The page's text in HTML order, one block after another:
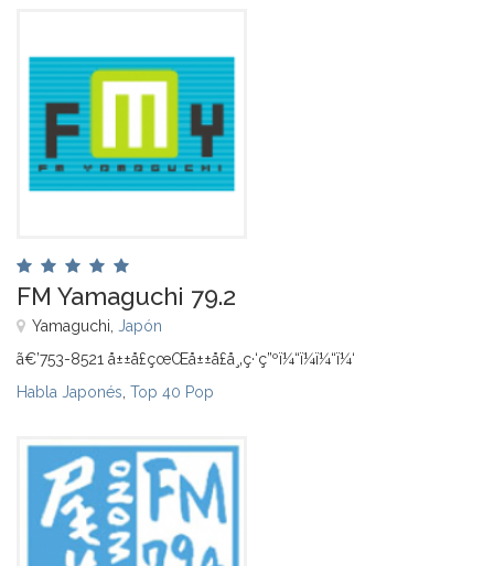
FM Yamaguchi 79.2
Yamaguchi, Japón
ã€’753-8521 å±±å£çœŒå±±å£å¸‚ç·‘ç”ºï¼“ï¼ï¼“ï¼‘
Habla Japonés Top 40 Pop